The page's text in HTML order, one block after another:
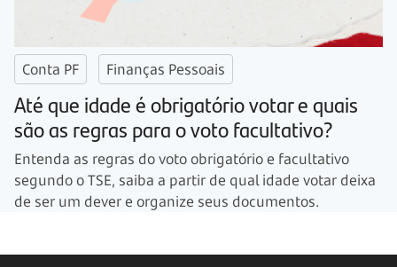
Conta PF Finanças Pessoais
Até que idade é obrigatório votar e quais
são as regras para o voto facultativo?
Entenda as regras do voto obrigatório e facultativo
segundo o TSE, saiba a partir de qual idade votar deixa
de ser um dever e organize seus documentos.